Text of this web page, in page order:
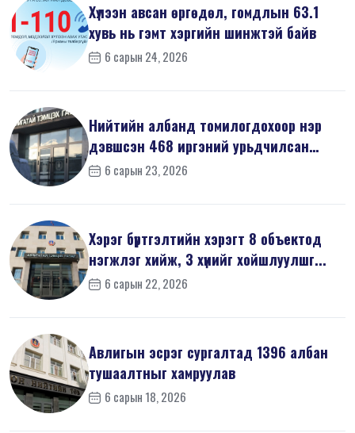
Хүлээн авсан өргөдөл, гомдлын 63.1
хувь нь гэмт хэргийн шинжтэй байв
6 сарын 24, 2026
Нийтийн албанд томилогдохоор нэр
дэвшсэн 468 иргэний урьдчилсан
мэдүүл...
6 сарын 23, 2026
Хэрэг бүртгэлтийн хэрэгт 8 объектод
нэгжлэг хийж, 3 хүнийг хойшлуулшг...
6 сарын 22, 2026
Авлигын эсрэг сургалтад 1396 албан
тушаалтныг хамруулав
6 сарын 18, 2026